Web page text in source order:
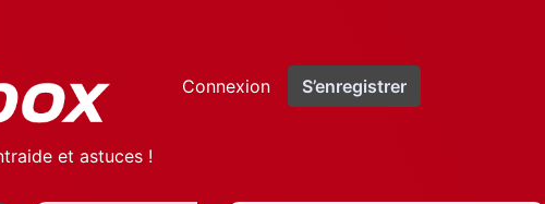
Connexion S’enregistrer
et astuces !